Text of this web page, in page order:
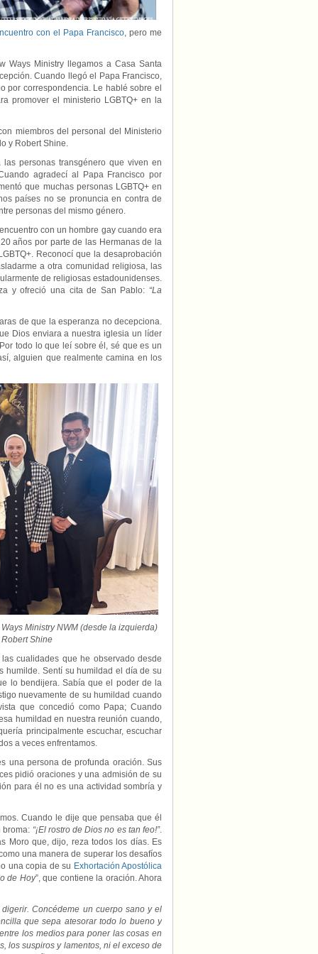
con el Papa Francisco, pero me
Ways Ministry llegamos a Casa Santa
Cuando llegó el Papa Francisco,
por correspondencia. Le hablé sobre el
promover el ministerio LGBTQ+ en la
miembros del personal del Ministerio
y Robert Shine.
personas transgénero que viven en
agradecí al Papa Francisco por
que muchas personas LGBTQ+ en
países no se pronuncia en contra de
personas del mismo género.
con un hombre gay cuando era
años por parte de las Hermanas de la
Reconocí que la desaprobación
a otra comunidad religiosa, las
de religiosas estadounidenses.
y ofreció una cita de San Pablo: “La
de que la esperanza no decepciona.
Dios enviara a nuestra iglesia un líder
todo lo que leí sobre él, sé que es un
alguien que realmente camina en los
Ministry NWM (desde la izquierda)
Shine
cualidades que he observado desde
humilde. Sentí su humildad el día de su
lo bendijera. Sabía que el poder de la
nuevamente de su humildad cuando
que concedió como Papa; Cuando
humildad en nuestra reunión cuando,
principalmente escuchar, escuchar
a veces enfrentamos.
una persona de profunda oración. Sus
pidió oraciones y una admisión de su
para él no es una actividad sombría y
Cuando le dije que pensaba que él
broma: “¡El rostro de Dios no es tan feo!”.
Moro que, dijo, reza todos los días. Es
una manera de superar los desafíos
una copia de su Exhortación Apostólica
de Hoy”, que contiene la oración. Ahora
Concédeme un cuerpo sano y el
que sepa atesorar todo lo bueno y
los medios para poner las cosas en
los suspiros y lamentos, ni el exceso de